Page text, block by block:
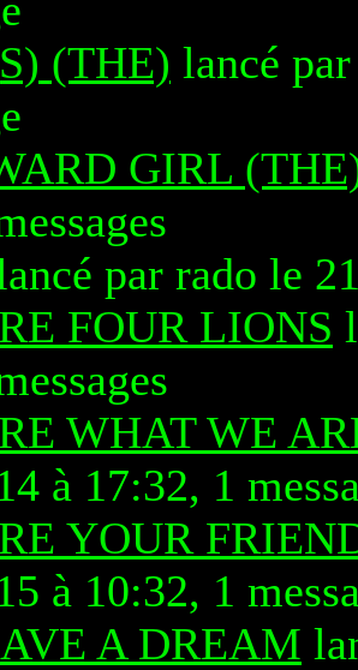
(THE) lancé
GIRL
par rado le
FOUR LIONS
WHAT WE
à 17:32, 1
YOUR
à 10:32, 1
A DREAM